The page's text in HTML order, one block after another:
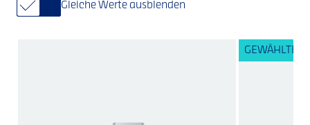
Gleiche Werte ausblenden
GEWÄHLTE